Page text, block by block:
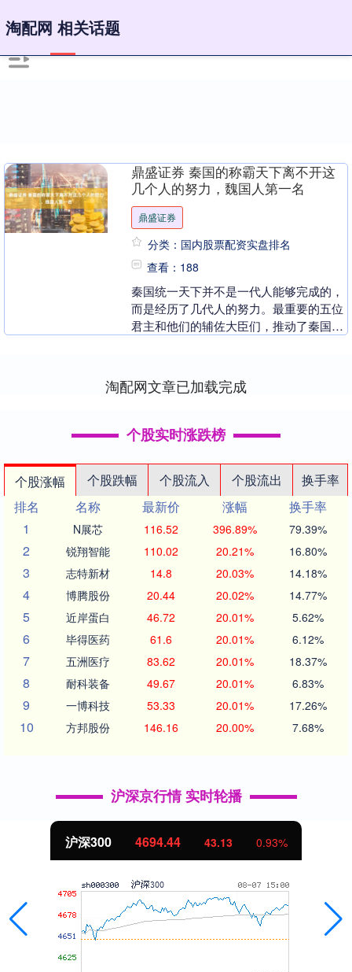
淘配网 相关话题
鼎盛证券 秦国的称霸天下离不开这
几个人的努力，魏国人第一名
鼎盛证券
分类：国内股票配资实盘排名
查看：188
秦国统一天下并不是一代人能够完成的，
而是经历了几代人的努力。最重要的五位
君主和他们的辅佐大臣们，推动了秦国的
淘配网文章已加载完成
个股实时涨跌榜
个股涨幅 个股跌幅 个股流入 个股流出
换手率
排名
名称 最新价 涨幅
换手率
1
N展芯 116.52 396.89% 79.39%
2 锐翔智能 110.02 20.21% 16.80%
3 志特新材 14.8 20.03% 14.18%
4 博腾股份 20.44 20.02% 14.77%
5 近岸蛋白 46.72 20.01% 5.62%
6 毕得医药 61.6 20.01% 6.12%
7 五洲医疗 83.62 20.01% 18.37%
8 耐科装备 49.67 20.01% 6.83%
9 一博科技 53.33 20.01% 17.26%
10 方邦股份 146.16 20.00% 7.68%
沪深京行情 实时轮播
沪深300 4694.44 43.13 0.93%